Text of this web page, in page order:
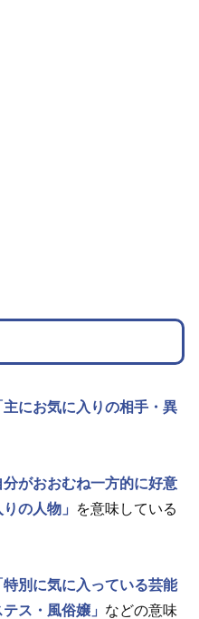
主にお気に入りの相手・異
分がおおむね一方的に好意
の人物」
を意味している
特別に気に入っている芸能
ス・風俗嬢」 などの意味